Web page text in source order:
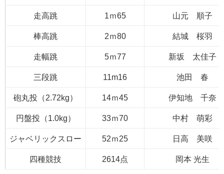
走高跳 1ｍ65 山元 順子
棒高跳 2ｍ80 結城 桜羽
走幅跳 5ｍ77 新坂 太佳子
三段跳 11m16 池田 春
砲丸投（2.72kg） 14ｍ45 伊知地 千奈
円盤投（1.0kg） 33ｍ70 中村 萌彩
ジャベリックスロー 52ｍ25 日高 美咲
四種競技 2614点 岡本 光生